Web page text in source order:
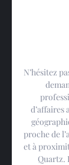
N’hésitez
proche de
et à
Quartz.